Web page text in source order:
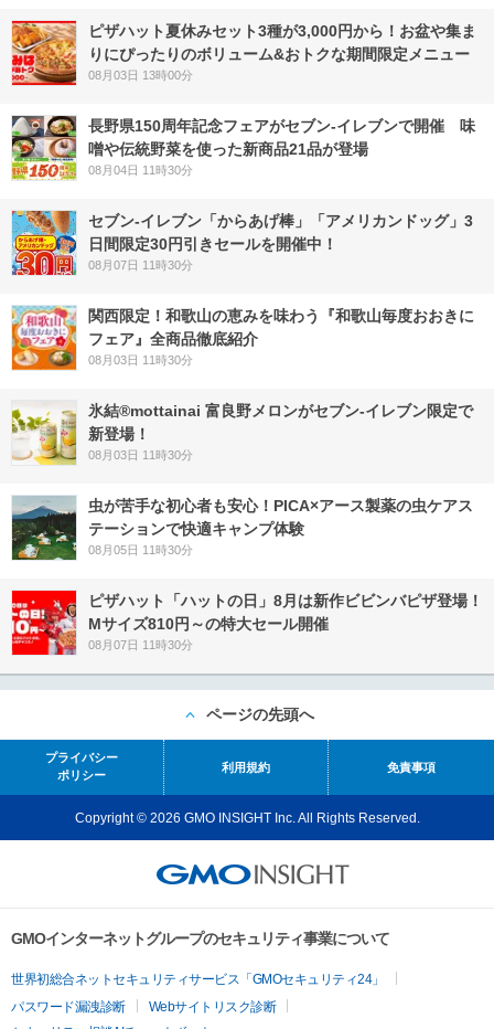
ピザハット夏休みセット3種が3,000円から！お盆や集ま
りにぴったりのボリューム&おトクな期間限定メニュー
08月03日 13時00分
長野県150周年記念フェアがセブン-イレブンで開催 味
噌や伝統野菜を使った新商品21品が登場
08月04日 11時30分
セブン‐イレブン「からあげ棒」「アメリカンドッグ」3
日間限定30円引きセールを開催中！
08月07日 11時30分
関西限定！和歌山の恵みを味わう『和歌山毎度おおきに
フェア』全商品徹底紹介
08月03日 11時30分
氷結®mottainai 富良野メロンがセブン‐イレブン限定で
新登場！
08月03日 11時30分
虫が苦手な初心者も安心！PICA×アース製薬の虫ケアス
テーションで快適キャンプ体験
08月05日 11時30分
ピザハット「ハットの日」8月は新作ビビンバピザ登場！
Mサイズ810円～の特大セール開催
08月07日 11時30分
ページの先頭へ
プライバシー
ポリシー
利用規約 免責事項
Copyright © 2026 GMO INSIGHT Inc. All Rights Reserved.
GMOインターネットグループのセキュリティ事業について
世界初総合ネットセキュリティサービス「GMOセキュリティ24」
パスワード漏洩診断
Webサイトリスク診断